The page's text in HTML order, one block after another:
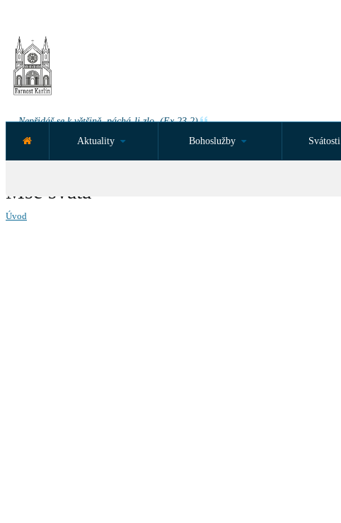
Nepřidáš se k většině, páchá-li zlo. (Ex 23,2)
NEJBLIŽŠÍ UDÁLOST ZA:
Aktuality Bohoslužby Svátosti
Mše svatá
Úvod